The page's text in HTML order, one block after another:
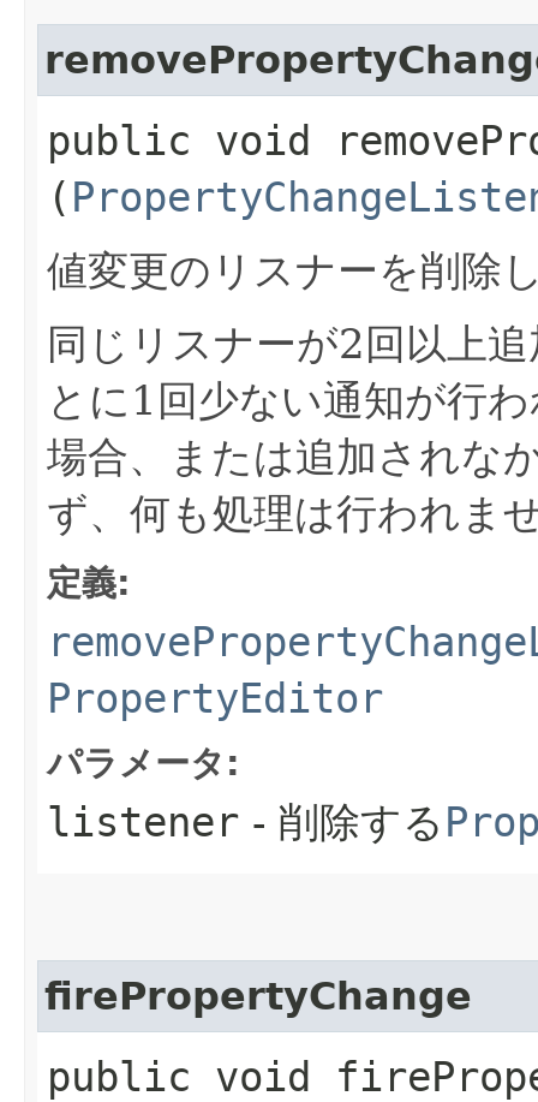
public void
(
値変更のリスナーを削除
同じリスナーが2回以上
とに1回少ない通知が行
場合、または追加されな
ず、何も処理は行われま
定義:
PropertyEditor
パラメータ:
listener - 削除する
firePropertyChange
public void